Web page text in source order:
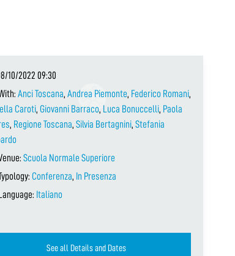
10/2022 09:30
Anci Toscana, Andrea Piemonte, Federico Romani,
Caroti, Giovanni Barraco, Luca Bonuccelli, Paola
, Regione Toscana, Silvia Bertagnini, Stefania
Scuola Normale Superiore
Conferenza, In Presenza
Italiano
See all Details and Dates